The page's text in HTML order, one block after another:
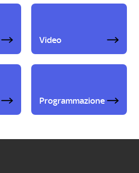
Video
Programmazione